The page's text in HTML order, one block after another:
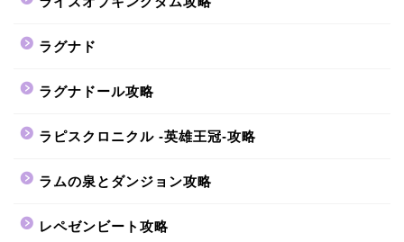
ラグナド
ラグナドール攻略
ラピスクロニクル -英雄王冠-攻略
ラムの泉とダンジョン攻略
レペゼンビート攻略